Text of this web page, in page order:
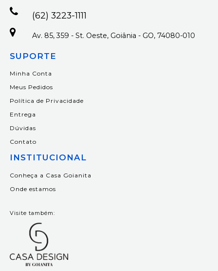
(62) 3223-1111
Av. 85, 359 - St. Oeste, Goiânia - GO, 74080-010
SUPORTE
Minha Conta
Meus Pedidos
Política de Privacidade
Entrega
Dúvidas
Contato
INSTITUCIONAL
Conheça a Casa Goianita
Onde estamos
Visite também: